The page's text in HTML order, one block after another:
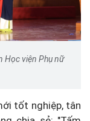
Học viện Phụ nữ
tốt nghiệp, tân